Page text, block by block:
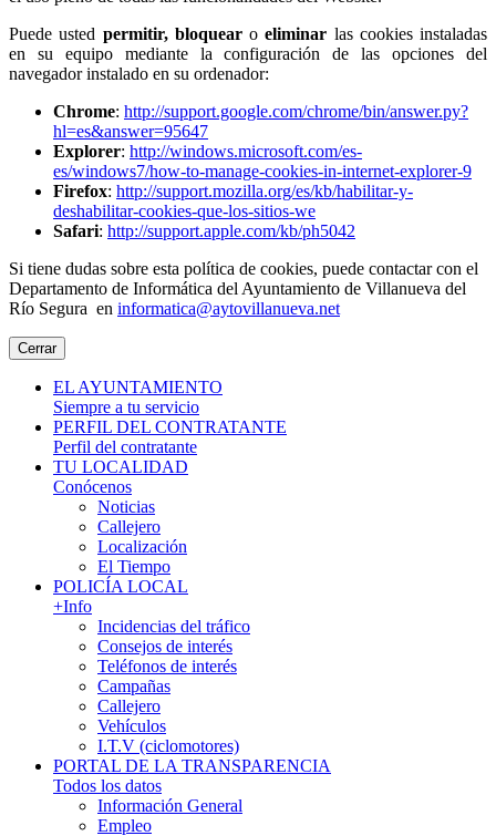
Puede usted permitir, bloquearoeliminar las cookies instaladas
en su equipo mediante la configuración de las opciones del
navegador instalado en su ordenador:
Chrome: http://support.google.com/chrome/bin/answer.py?
hl=es&answer=95647
Explorer: http://windows.microsoft.com/es-
es/windows7/how-to-manage-cookies-in-internet-explorer-9
Firefox: http://support.mozilla.org/es/kb/habilitar-y-
deshabilitar-cookies-que-los-sitios-we
Safari: http://support.apple.com/kb/ph5042
Si tiene dudas sobre esta política de cookies, puede contactar con el
Departamento de Informática del Ayuntamiento de Villanueva del
Río Segura en informatica@aytovillanueva.net
Cerrar
EL AYUNTAMIENTO
Siempre a tu servicio
PERFIL DEL CONTRATANTE
Perfil del contratante
TU LOCALIDAD
Conócenos
Noticias
Callejero
Localización
El Tiempo
POLICÍA LOCAL
+Info
Incidencias del tráfico
Consejos de interés
Teléfonos de interés
Campañas
Callejero
Vehículos
I.T.V (ciclomotores)
PORTAL DE LA TRANSPARENCIA
Todos los datos
Información General
Empleo